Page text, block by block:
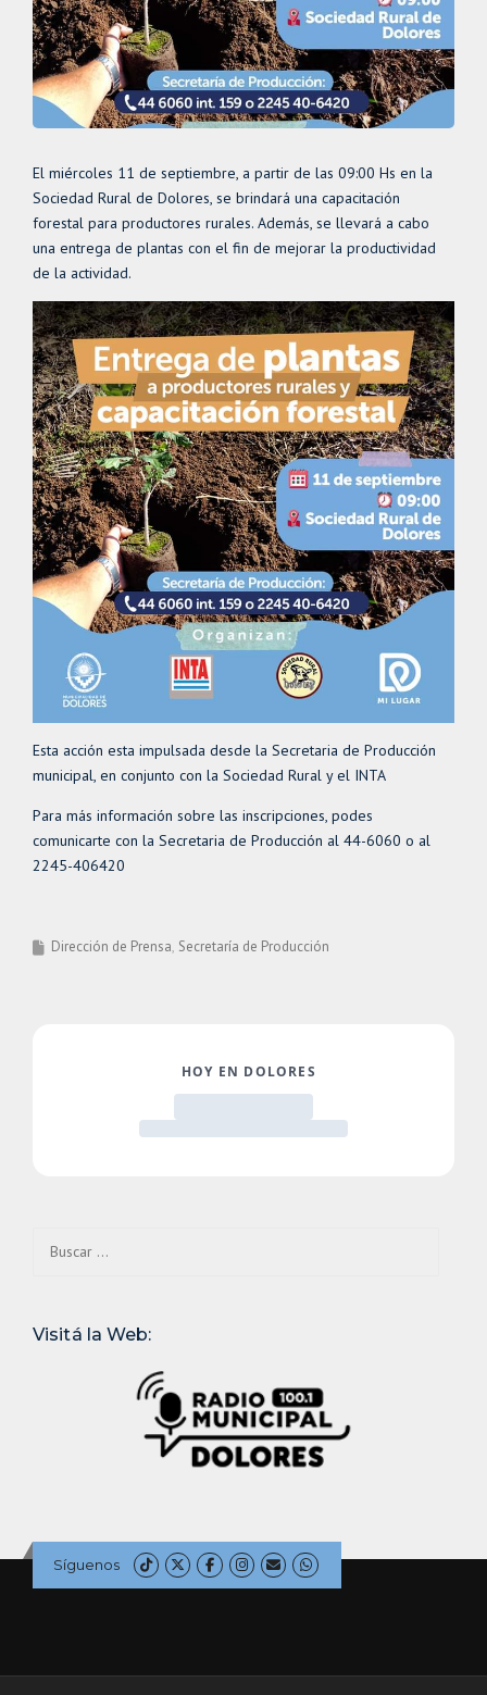
El miércoles 11 de septiembre, a partir de las 09:00 Hs en la
Sociedad Rural de Dolores, se brindará una capacitación
forestal para productores rurales. Además, se llevará a cabo
una entrega de plantas con el fin de mejorar la productividad
de la actividad.
Esta acción esta impulsada desde la Secretaria de Producción
municipal, en conjunto con la Sociedad Rural y el INTA
Para más información sobre las inscripciones, podes
comunicarte con la Secretaria de Producción al 44-6060 o al
2245-406420
Dirección de Prensa Secretaría de Producción
Visitá la Web:
Síguenos